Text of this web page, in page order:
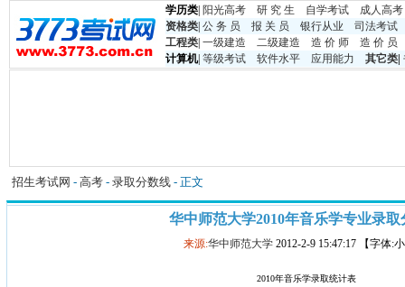
学历类 阳光高考 研 究 生 自学考试
成人高考
资格类 公 务 员 报 关 员 银行从业
司法考试
工程类 一级建造 二级建造 造 价 师
造 价 员
计算机| 等级考试 软件水平 应用能力 其它类
招生考试网 - 高考 - 录取分数线 - 正文
华中师范大学2010年音乐学专业录取
来源:华中师范大学 2012-2-9 15:47:17 【字体:
2010年音乐学录取统计表